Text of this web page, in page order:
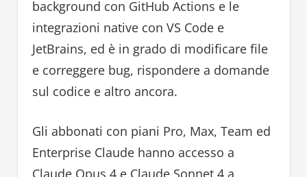
background con GitHub Actions e le
integrazioni native con VS Code e
JetBrains, ed è in grado di modificare file
e correggere bug, rispondere a domande
sul codice e altro ancora.
Gli abbonati con piani Pro, Max, Team ed
Enterprise Claude hanno accesso a
Claude Opus 4 e Claude Sonnet 4 a